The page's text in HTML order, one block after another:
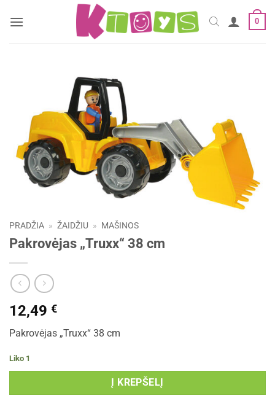
0
PRADŽIA » ŽAIDŽIU » MAŠINOS
Pakrovėjas „Truxx“ 38 cm
12,49 €
Pakrovėjas „Truxx“ 38 cm
Liko 1
Į KREPŠELĮ